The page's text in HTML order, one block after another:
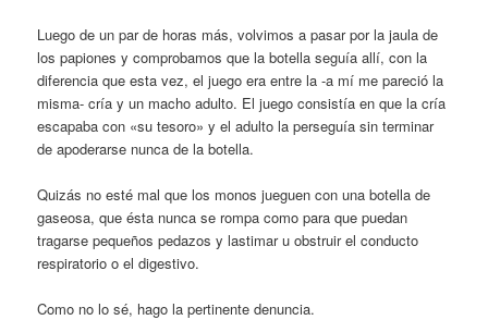
Luego de un par de horas más, volvimos a pasar por la jaula de
los papiones y comprobamos que la botella seguía allí, con la
diferencia que esta vez, el juego era entre la -a mí me pareció la
misma- cría y un macho adulto. El juego consistía en que la cría
escapaba con «su tesoro» y el adulto la perseguía sin terminar
de apoderarse nunca de la botella.
Quizás no esté mal que los monos jueguen con una botella de
gaseosa, que ésta nunca se rompa como para que puedan
tragarse pequeños pedazos y lastimar u obstruir el conducto
respiratorio o el digestivo.
Como no lo sé, hago la pertinente denuncia.